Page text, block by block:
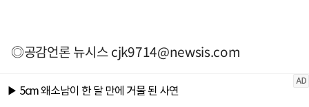
◎공감언론 뉴시스cjk9714@newsis.com